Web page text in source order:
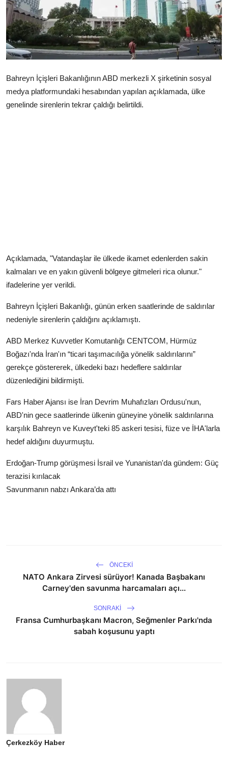
Çerkezköy
Bahreyn İçişleri Bakanlığının ABD merkezli X şirketinin sosyal
medya platformundaki hesabından yapılan açıklamada, ülke
genelinde sirenlerin tekrar çaldığı belirtildi.
Açıklamada, "Vatandaşlar ile ülkede ikamet edenlerden sakin
kalmaları ve en yakın güvenli bölgeye gitmeleri rica olunur."
ifadelerine yer verildi.
Bahreyn İçişleri Bakanlığı, günün erken saatlerinde de saldırılar
nedeniyle sirenlerin çaldığını açıklamıştı.
ABD Merkez Kuvvetler Komutanlığı CENTCOM, Hürmüz
Boğazı'nda İran'ın “ticari taşımacılığa yönelik saldırılarını”
gerekçe göstererek, ülkedeki bazı hedeflere saldırılar
düzenlediğini bildirmişti.
Fars Haber Ajansı ise İran Devrim Muhafızları Ordusu'nun,
ABD'nin gece saatlerinde ülkenin güneyine yönelik saldırılarına
karşılık Bahreyn ve Kuveyt'teki 85 askeri tesisi, füze ve İHA'larla
hedef aldığını duyurmuştu.
Erdoğan-Trump görüşmesi İsrail ve Yunanistan'da gündem: Güç
terazisi kırılacak
Savunmanın nabzı Ankara’da attı
ÖNCEKI
NATO Ankara Zirvesi sürüyor! Kanada Başbakanı
Carney'den savunma harcamaları açı...
SONRAKI
Fransa Cumhurbaşkanı Macron, Seğmenler Parkı'nda
sabah koşusunu yaptı
Çerkezköy Haber